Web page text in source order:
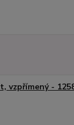
vzpřímený -